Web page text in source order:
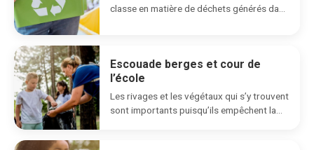
classe en matière de déchets générés dans
Escouade berges et cour de
l’école
Les rivages et les végétaux qui s’y trouvent
sont importants puisqu’ils empêchent la